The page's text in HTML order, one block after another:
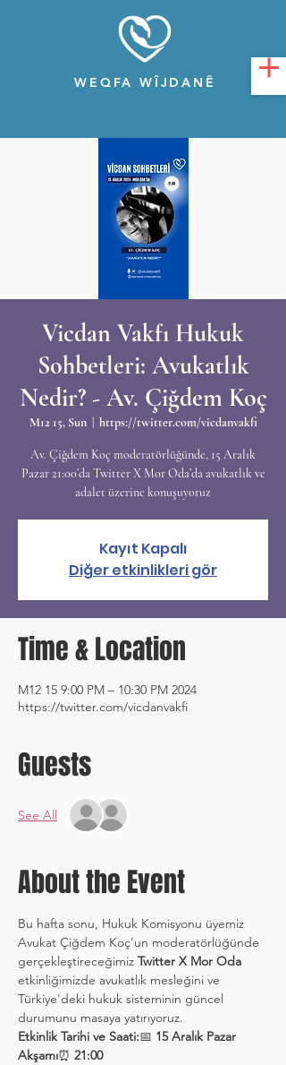
WEQFA WÎJDANÊ
Vicdan Vakfı Hukuk
Sohbetleri: Avukatlık
Nedir? - Av. Çiğdem Koç
M12 15, Sun
  |
https://twitter.com/vicdanvakfi
Av. Çiğdem Koç moderatörlüğünde, 15 Aralık
Pazar 21:00’da Twitter X Mor Oda’da avukatlık ve
adalet üzerine konuşuyoruz
Kayıt Kapalı
Diğer etkinlikleri gör
Time & Location
2024 M12 15 9:00 PM – 10:30 PM
https://twitter.com/vicdanvakfi
Guests
See All
About the Event
Bu hafta sonu, Hukuk Komisyonu üyemiz
Avukat Çiğdem Koç'un moderatörlüğünde
gerçekleştireceğimiz Twitter X Mor Oda
etkinliğimizde avukatlık mesleğini ve
Türkiye'deki hukuk sisteminin güncel
durumunu masaya yatırıyoruz.
Etkinlik Tarihi ve Saati:📅 15 Aralık Pazar
Akşamı⏰ 21:00